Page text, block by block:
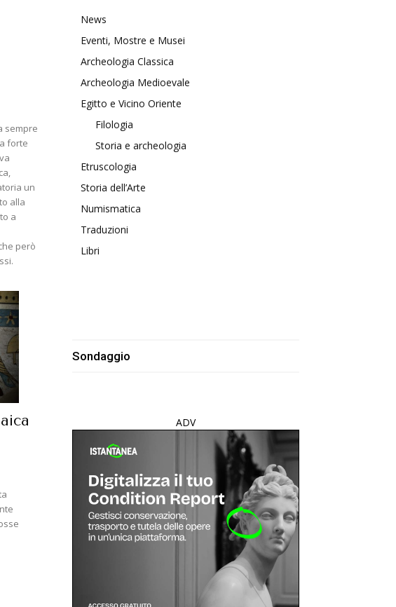
sempre
forte
un
alla
a
però
News
Eventi, Mostre e Musei
Archeologia Classica
Archeologia Medioevale
Egitto e Vicino Oriente
Filologia
Storia e archeologia
Etruscologia
Storia dell’Arte
Numismatica
Traduzioni
Libri
Sondaggio
ADV